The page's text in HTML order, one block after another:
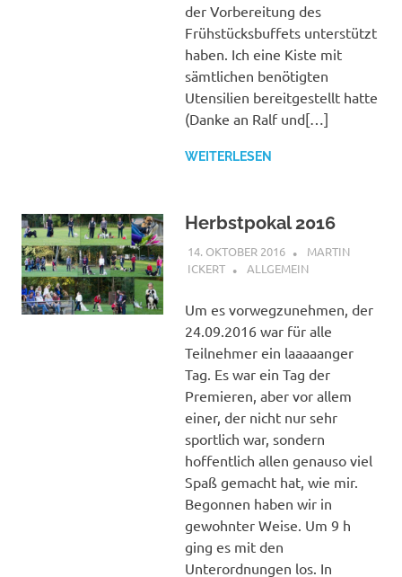
der Vorbereitung des
Frühstücksbuffets unterstützt
haben. Ich eine Kiste mit
sämtlichen benötigten
Utensilien bereitgestellt hatte
(Danke an Ralf und[…]
WEITERLESEN
Herbstpokal 2016
14. OKTOBER 2016
MARTIN
ICKERT
ALLGEMEIN
Um es vorwegzunehmen, der
24.09.2016 war für alle
Teilnehmer ein laaaaanger
Tag. Es war ein Tag der
Premieren, aber vor allem
einer, der nicht nur sehr
sportlich war, sondern
hoffentlich allen genauso viel
Spaß gemacht hat, wie mir.
Begonnen haben wir in
gewohnter Weise. Um 9 h
ging es mit den
Unterordnungen los. In